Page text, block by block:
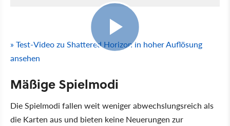
» Test-Video zu Shattered Horizon in hoher Auflösung
ansehen
Mäßige Spielmodi
Die Spielmodi fallen weit weniger abwechslungsreich als
die Karten aus und bieten keine Neuerungen zur